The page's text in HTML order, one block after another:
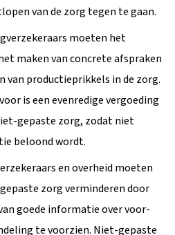
van de zorg tegen te gaan.
moeten het
maken van concrete afspraken
van productieprikkels in de zorg.
is een evenredige vergoeding
gepaste zorg, zodat niet
beloond wordt.
en overheid moeten
zorg verminderen door
goede informatie over voor-
te voorzien. Niet-gepaste